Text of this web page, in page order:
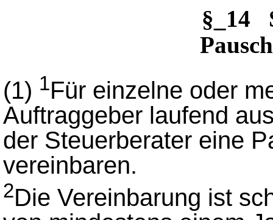
§_14
(1) 1Für einzelne oder
Auftraggeber laufend
der Steuerberater eine
vereinbaren.
2Die Vereinbarung ist